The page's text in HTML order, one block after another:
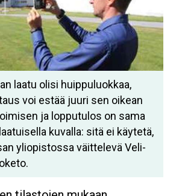
laatu olisi huippuluokkaa,
voi estää juuri sen oikean
ja lopputulos on sama
kuvalla: sitä ei käytetä,
yliopistossa väittelevä Veli-